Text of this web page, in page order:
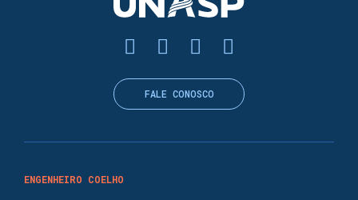
ENGENHEIRO COELHO
FALE CONOSCO